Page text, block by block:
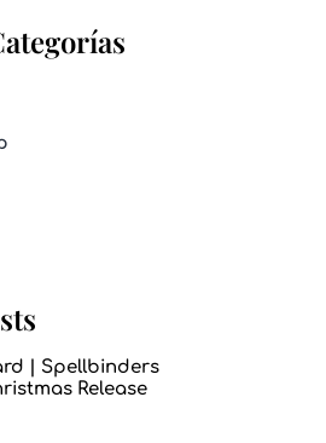
| Spellbinders
Release